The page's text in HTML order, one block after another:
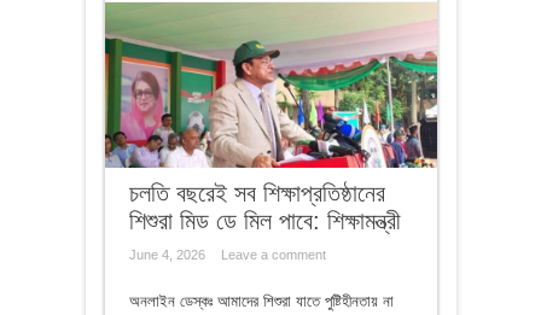
চলতি বছরেই সব শিক্ষাপ্রতিষ্ঠানের
শিশুরা মিড ডে মিল পাবে: শিক্ষামন্ত্রী
June 4, 2026 Leave a comment
অনলাইন ডেস্কঃ আমাদের শিশুরা যাতে পুষ্টিহীনতায় না